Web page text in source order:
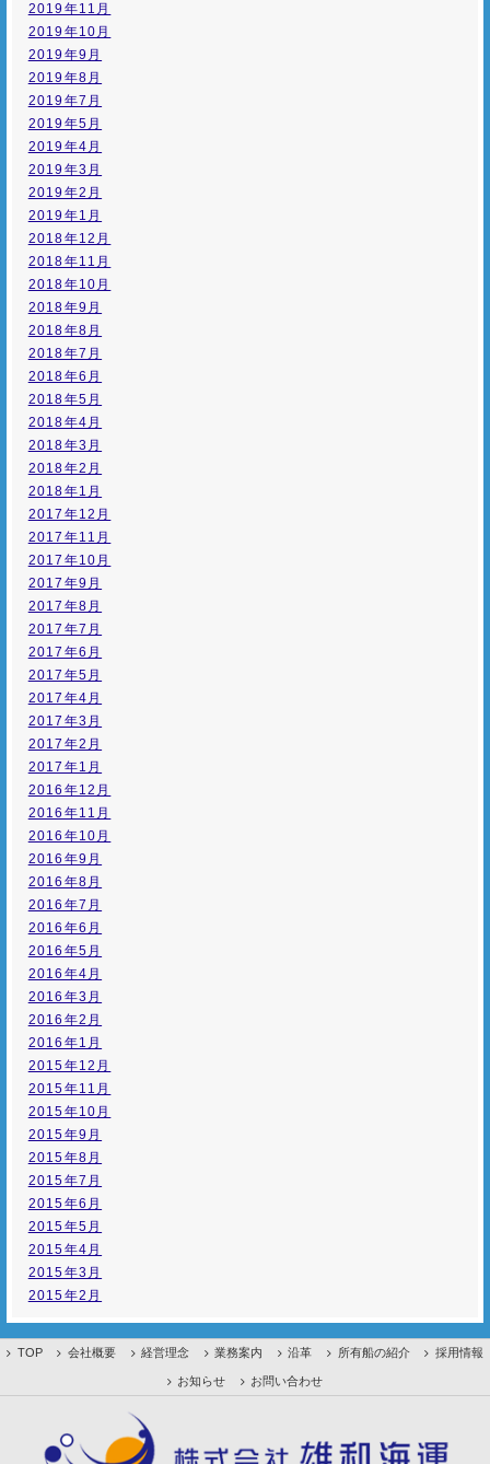
2019年11月
2019年10月
2019年9月
2019年8月
2019年7月
2019年5月
2019年4月
2019年3月
2019年2月
2019年1月
2018年12月
2018年11月
2018年10月
2018年9月
2018年8月
2018年7月
2018年6月
2018年5月
2018年4月
2018年3月
2018年2月
2018年1月
2017年12月
2017年11月
2017年10月
2017年9月
2017年8月
2017年7月
2017年6月
2017年5月
2017年4月
2017年3月
2017年2月
2017年1月
2016年12月
2016年11月
2016年10月
2016年9月
2016年8月
2016年7月
2016年6月
2016年5月
2016年4月
2016年3月
2016年2月
2016年1月
2015年12月
2015年11月
2015年10月
2015年9月
2015年8月
2015年7月
2015年6月
2015年5月
2015年4月
2015年3月
2015年2月
TOP 会社概要 経営理念 業務案内 沿革 所有船の紹介 採用情報
お知らせ お問い合わせ